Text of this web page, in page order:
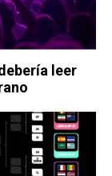
leer